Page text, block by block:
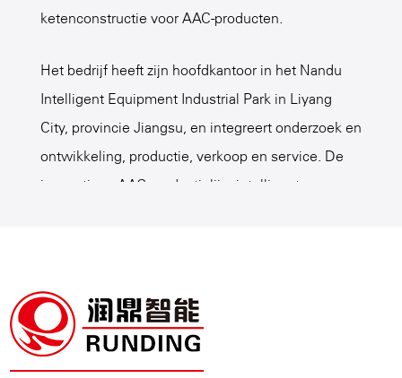
ketenconstructie voor AAC-producten.
Het bedrijf heeft zijn hoofdkantoor in het Nandu
Intelligent Equipment Industrial Park in Liyang
City, provincie Jiangsu, en integreert onderzoek en
ontwikkeling, productie, verkoop en service. De
innovatieve AAC-productielijn, intelligente
eenStructurele onderdelenverwerking
Leveranciers, de technische innovatie van de AAC-
industrie bevorderen, de erkenning van de